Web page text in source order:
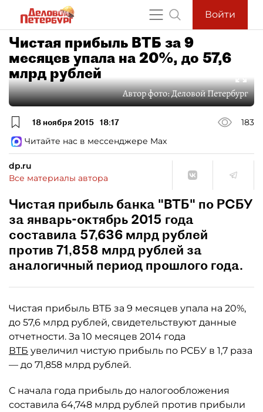
Войти
Чистая прибыль ВТБ за 9
месяцев упала на 20%, до 57,6
млрд рублей
Автор фото:Деловой Петербург
18 ноября 2015 18:17
183
Читайте нас в мессенджере Max
dp.ru
Все материалы автора
Чистая прибыль банка "ВТБ" по РСБУ
за январь-октябрь 2015 года
составила 57,636 млрд рублей
против 71,858 млрд рублей за
аналогичный период прошлого года.
Чистая прибыль ВТБ за 9 месяцев упала на 20%,
до 57,6 млрд рублей, свидетельствуют данные
отчетности. За 10 месяцев 2014 года
ВТБ увеличил чистую прибыль по РСБУ в 1,7 раза
— до 71,858 млрд рублей.
С начала года прибыль до налогообложения
составила 64,748 млрд рублей против прибыли